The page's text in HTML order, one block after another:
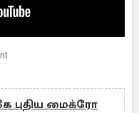
புதிய மைக்ரோ